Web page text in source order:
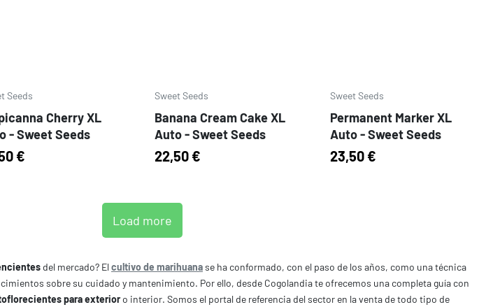
Seeds
Cherry XL
- Sweet Seeds
€
Sweet Seeds
Banana Cream Cake XL
Auto - Sweet Seeds
22,50 €
Sweet Seeds
Permanent Marker XL
Auto - Sweet Seeds
23,50 €
Load more
del mercado? Elcultivo de marihuanase ha conformado, con el paso de los años, como una técnica
sobre su cuidado y mantenimiento. Por ello, desde Cogolandia te ofrecemos una completa guía con
para exterioro interior. Somos el portal de referencia del sector en la venta de todo tipo de